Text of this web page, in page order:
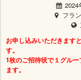
2024
フラ
お申し込みいただきます
す。
1枚のご招待状で１グル
ます。